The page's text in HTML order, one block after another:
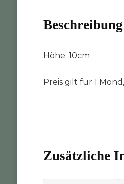
Beschreibung
Höhe: 10cm
Preis gilt für 1
Zusätzliche